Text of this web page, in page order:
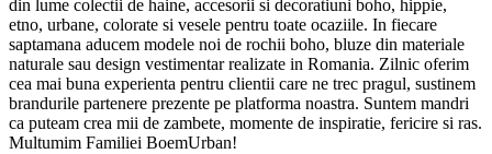
din lume colectii de haine, accesorii si decoratiuni boho, hippie,
etno, urbane, colorate si vesele pentru toate ocaziile. In fiecare
saptamana aducem modele noi de rochii boho, bluze din materiale
naturale sau design vestimentar realizate in Romania. Zilnic oferim
cea mai buna experienta pentru clientii care ne trec pragul, sustinem
brandurile partenere prezente pe platforma noastra. Suntem mandri
ca puteam crea mii de zambete, momente de inspiratie, fericire si ras.
Multumim Familiei BoemUrban!